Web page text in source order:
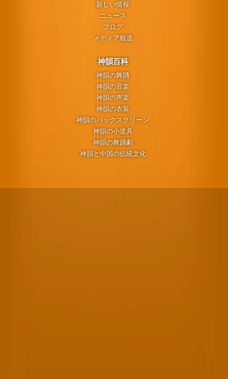
新しい情報
ニュース
ブログ
メディア報道
神韻百科
神韻の舞踊
神韻の音楽
神韻の声楽
神韻の衣装
神韻のバックスクリーン
神韻の小道具
神韻の舞踊劇
神韻と中国の伝統文化